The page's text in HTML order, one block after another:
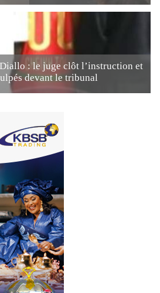
: le juge clôt l’instruction et
devant le tribunal